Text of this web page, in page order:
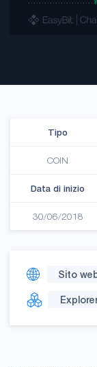
Tipo
COIN
Data di inizio
30/06/2018
Sito